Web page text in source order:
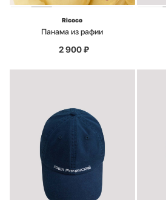
Ricoco
Панама из рафии
2 900₽